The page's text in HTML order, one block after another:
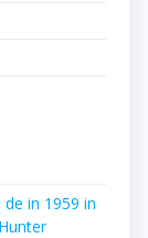
in 1959 in